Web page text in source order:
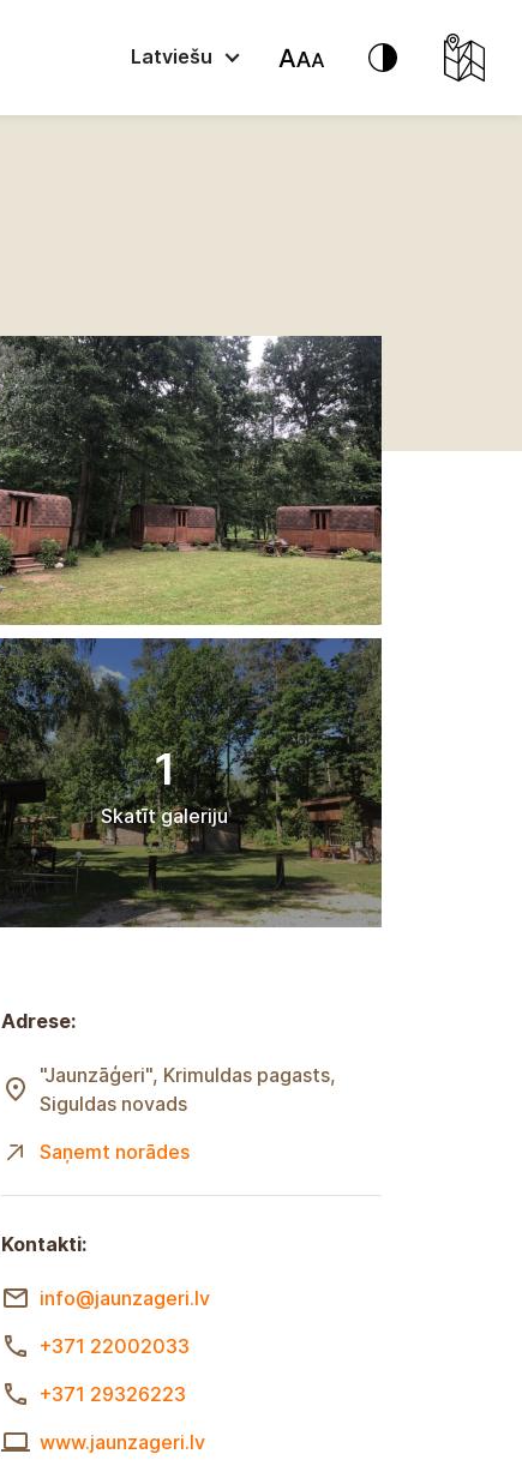
Latviešu
1
Skatīt galeriju
Adrese:
"Jaunzāģeri", Krimuldas pagasts,
Siguldas novads
Saņemt norādes
Kontakti:
info@jaunzageri.lv
+371 22002033
+371 29326223
www.jaunzageri.lv